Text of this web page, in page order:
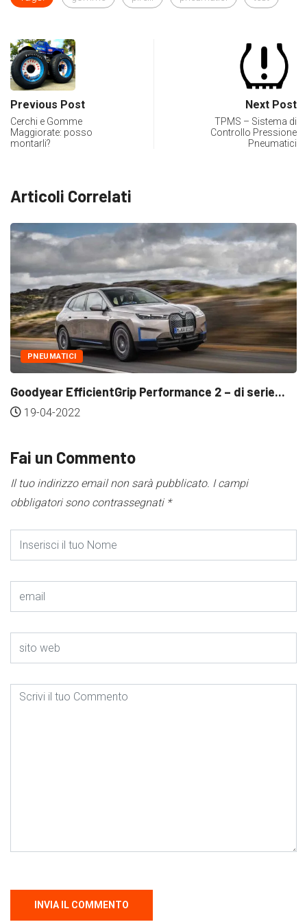
Previous Post
Cerchi e Gomme
Maggiorate: posso
montarli?
Next Post
TPMS – Sistema di
Controllo Pressione
Pneumatici
Articoli Correlati
PNEUMATICI
Pneumatici Nankang – Come
Fai un Commento
Il tuo indirizzo email non sarà pubblicato. I campi
obbligatori sono contrassegnati *